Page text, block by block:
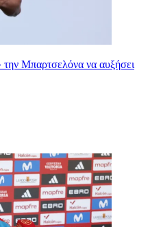
την Μπαρτσελόνα να αυξήσει